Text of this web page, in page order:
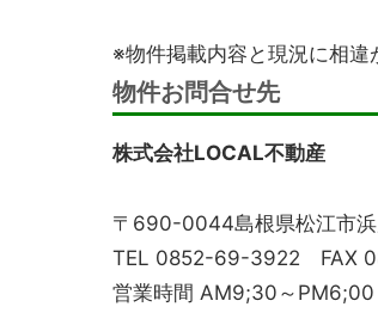
※物件掲載内容と現況に相違
物件お問合せ先
株式会社LOCAL不動産
〒690-0044島根県松江市
TEL 0852-69-3922 FAX
営業時間 AM9;30～